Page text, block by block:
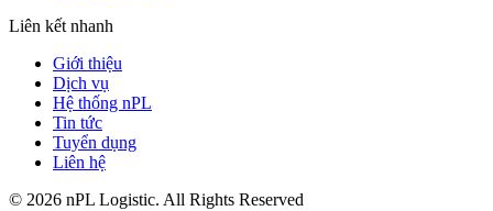
Liên kết nhanh
Giới thiệu
Dịch vụ
Hệ thống nPL
Tin tức
Tuyển dụng
Liên hệ
© 2026 nPL Logistic. All Rights Reserved